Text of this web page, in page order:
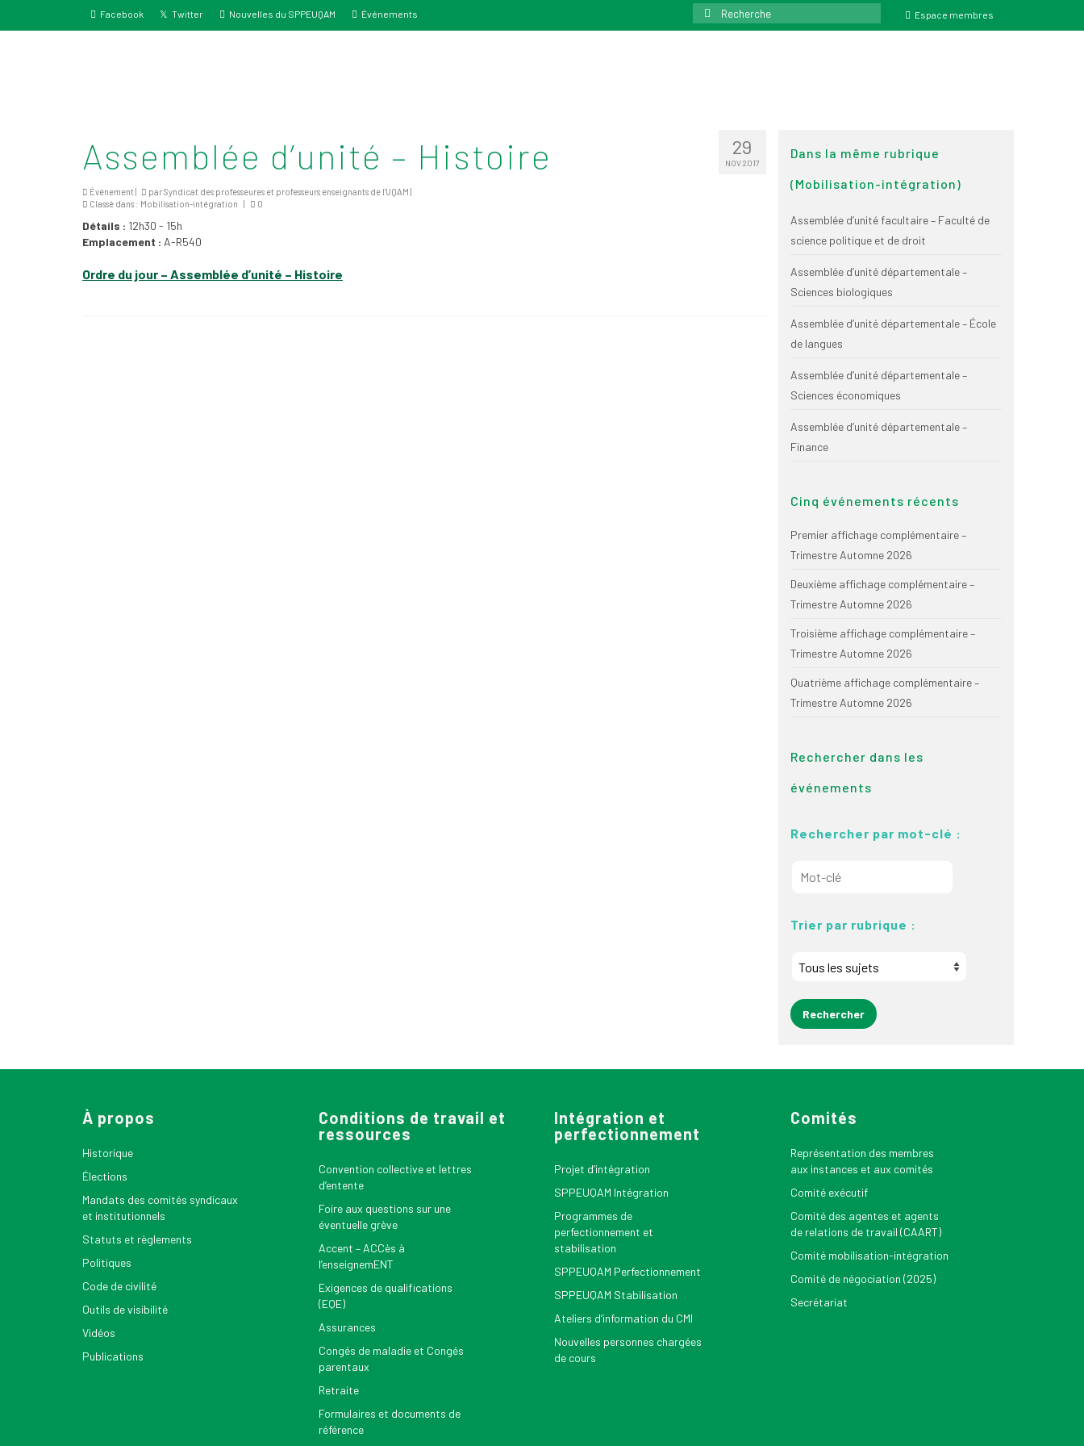
Facebook Twitter Nouvelles du SPPEUQAM Événements
Rechercher
:
Espace membres
29
NOV 2017
Assemblée d’unité – Histoire
Événement | parSyndicat des professeures et professeurs enseignants de l'UQAM |
Classé dans : Mobilisation-intégration | 0
Détails : 12h30 - 15h
Emplacement : A-R540
Ordre du jour – Assemblée d’unité – Histoire
Dans la même rubrique
(Mobilisation-intégration)
Assemblée d’unité facultaire – Faculté de
science politique et de droit
Assemblée d’unité départementale –
Sciences biologiques
Assemblée d’unité départementale – École
de langues
Assemblée d’unité départementale –
Sciences économiques
Assemblée d’unité départementale –
Finance
Cinq événements récents
Premier affichage complémentaire –
Trimestre Automne 2026
Deuxième affichage complémentaire –
Trimestre Automne 2026
Troisième affichage complémentaire –
Trimestre Automne 2026
Quatrième affichage complémentaire –
Trimestre Automne 2026
Rechercher dans les
événements
Rechercher par mot-clé :
Trier par rubrique :
À propos
Historique
Élections
Mandats des comités syndicaux
et institutionnels
Statuts et règlements
Politiques
Code de civilité
Outils de visibilité
Vidéos
Publications
Conditions de travail et
ressources
Convention collective et lettres
d’entente
Foire aux questions sur une
éventuelle grève
Accent – ACCès à
l’enseignemENT
Exigences de qualifications
(EQE)
Assurances
Congés de maladie et Congés
parentaux
Retraite
Formulaires et documents de
référence
Intégration et
perfectionnement
Projet d’intégration
SPPEUQAM Intégration
Programmes de
perfectionnement et
stabilisation
SPPEUQAM Perfectionnement
SPPEUQAM Stabilisation
Ateliers d’information du CMI
Nouvelles personnes chargées
de cours
Comités
Représentation des membres
aux instances et aux comités
Comité exécutif
Comité des agentes et agents
de relations de travail (CAART)
Comité mobilisation-intégration
Comité de négociation (2025)
Secrétariat